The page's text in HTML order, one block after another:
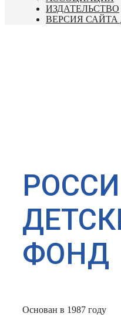
ИЗДАТЕЛЬСТВО
ВЕРСИЯ
ФОНД
Основан в 1987 году